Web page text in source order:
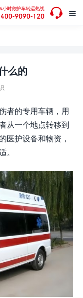

小时救护车转运热线
400-9090-120 
么的
者的专用车辆，用
从一个地点转移到
医护设备和物资，
。